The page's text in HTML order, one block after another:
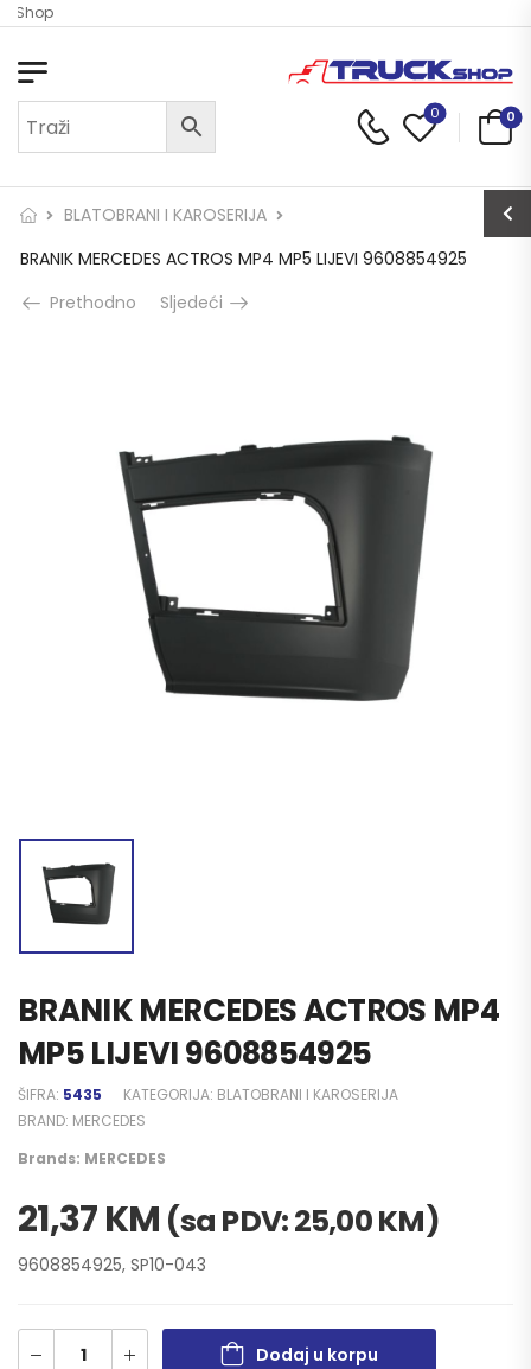
Shop
0 0
BLATOBRANI I KAROSERIJA
BRANIK MERCEDES ACTROS MP4 MP5 LIJEVI 9608854925
Prethodno
Sljedeći
BRANIK MERCEDES ACTROS MP4
MP5 LIJEVI 9608854925
ŠIFRA: 5435 KATEGORIJA: BLATOBRANI I KAROSERIJA
BRAND: MERCEDES
Brands: MERCEDES
21,37KM (sa PDV:25,00KM)
9608854925, SP10-043
Dodaj u korpu